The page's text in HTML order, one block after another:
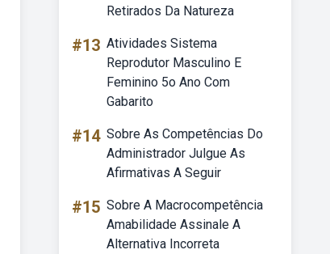
Retirados Da Natureza
#13 Atividades Sistema
Reprodutor Masculino E
Feminino 5o Ano Com
Gabarito
#14 Sobre As Competências Do
Administrador Julgue As
Afirmativas A Seguir
#15 Sobre A Macrocompetência
Amabilidade Assinale A
Alternativa Incorreta